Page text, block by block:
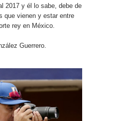
2017 y él lo sabe, debe de
que vienen y estar entre
rey en México.
Guerrero.